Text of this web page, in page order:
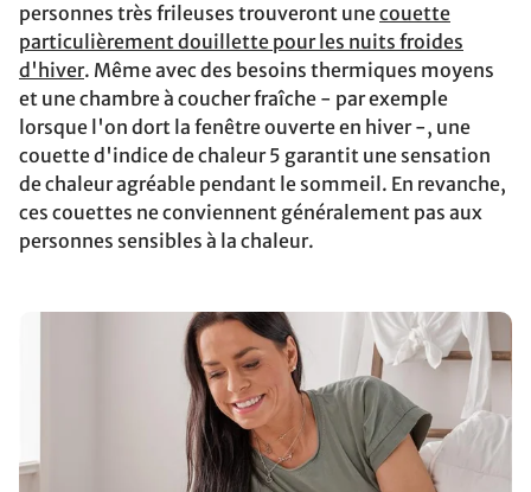
personnes très frileuses trouveront unecouette
particulièrement douillette pour les nuits froides
d'hiver. Même avec des besoins thermiques moyens
et une chambre à coucher fraîche - par exemple
lorsque l'on dort la fenêtre ouverte en hiver -, une
couette d'indice de chaleur 5 garantit une sensation
de chaleur agréable pendant le sommeil. En revanche,
ces couettes ne conviennent généralement pas aux
personnes sensibles à la chaleur.